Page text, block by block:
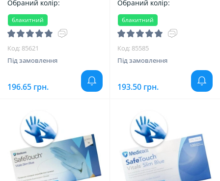
Обраний колір:
блакитний
Код: 85621
Під замовлення
196.65 грн.
Обраний колір:
блакитний
Код: 85585
Під замовлення
193.50 грн.